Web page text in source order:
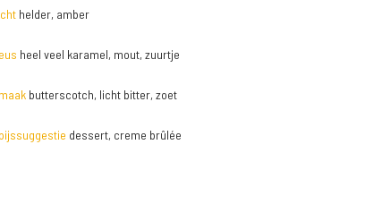
helder, amber
heel veel karamel, mout, zuurtje
butterscotch, licht bitter, zoet
dessert, creme brûlée